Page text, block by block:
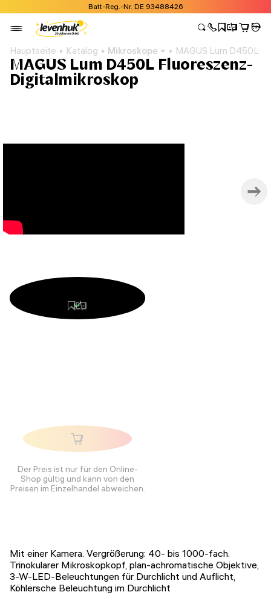
Batt-Reg.-Nr. DE 93488426
Hauptseite Katalog Mikroskope MAGUS Lum D450L
MAGUS Lum D450L Fluoreszenz-
Digitalmikroskop
Der Preis ist nur für den Online-
Shop gültig und kann von den
Preisen im Einzelhandel abweichen.
Mit einer Kamera. Vergrößerung: 40- bis 1000-fach.
Trinokularer Mikroskopkopf, plan-achromatische Objektive,
3-W-LED-Beleuchtungen für Durchlicht und Auflicht,
Köhlersche Beleuchtung im Durchlicht